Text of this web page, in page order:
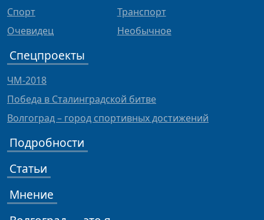
Спорт
Очевидец
Транспорт
Необычное
Спецпроекты
ЧМ-2018
Победа в Сталинградской битве
Волгоград – город спортивных достижений
Подробности
Статьи
Мнение